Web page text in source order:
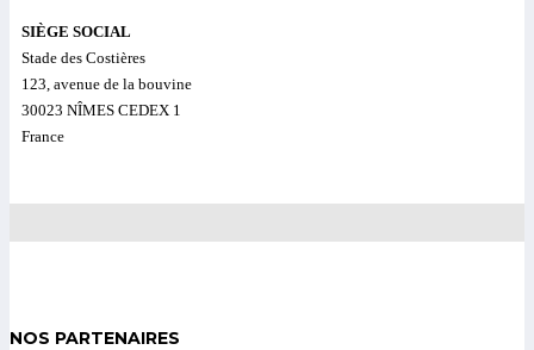
SIÈGE SOCIAL
Stade des Costières
123, avenue de la bouvine
30023 NÎMES CEDEX 1
France
NOS PARTENAIRES